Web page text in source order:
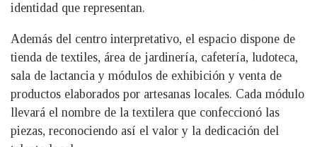
identidad que representan.
Además del centro interpretativo, el espacio dispone de
tienda de textiles, área de jardinería, cafetería, ludoteca,
sala de lactancia y módulos de exhibición y venta de
productos elaborados por artesanas locales. Cada módulo
llevará el nombre de la textilera que confeccionó las
piezas, reconociendo así el valor y la dedicación del